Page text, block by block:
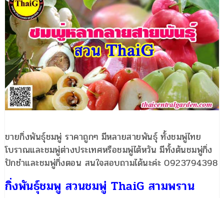
ขายกิ่งพันธุ์ชมพู่ ราคาถูกๆ มีหลายสายพันธุ์ ทั้งชมพู่ไทย
โบราณและชมพู่ต่างประเทศหรือชมพู่ไต้หวัน มีทั้งต้นชมพู่กิ่ง
ปักชำและชมพู่กิ่งตอน สนใจสอบถามได้นะค่ะ 0923794398
กิ่งพันธุ์ชมพู สวนชมพู่ ThaiG สามพราน